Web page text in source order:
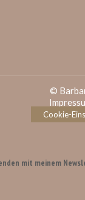
©
Cookie-
mit meinem